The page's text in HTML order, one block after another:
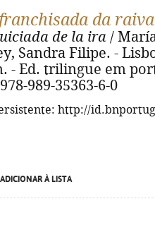
da raiva
de la ira /
Sandra Filipe. -
- Ed. trilingue em
989-35363-6-0
http://
ADICIONAR À LISTA